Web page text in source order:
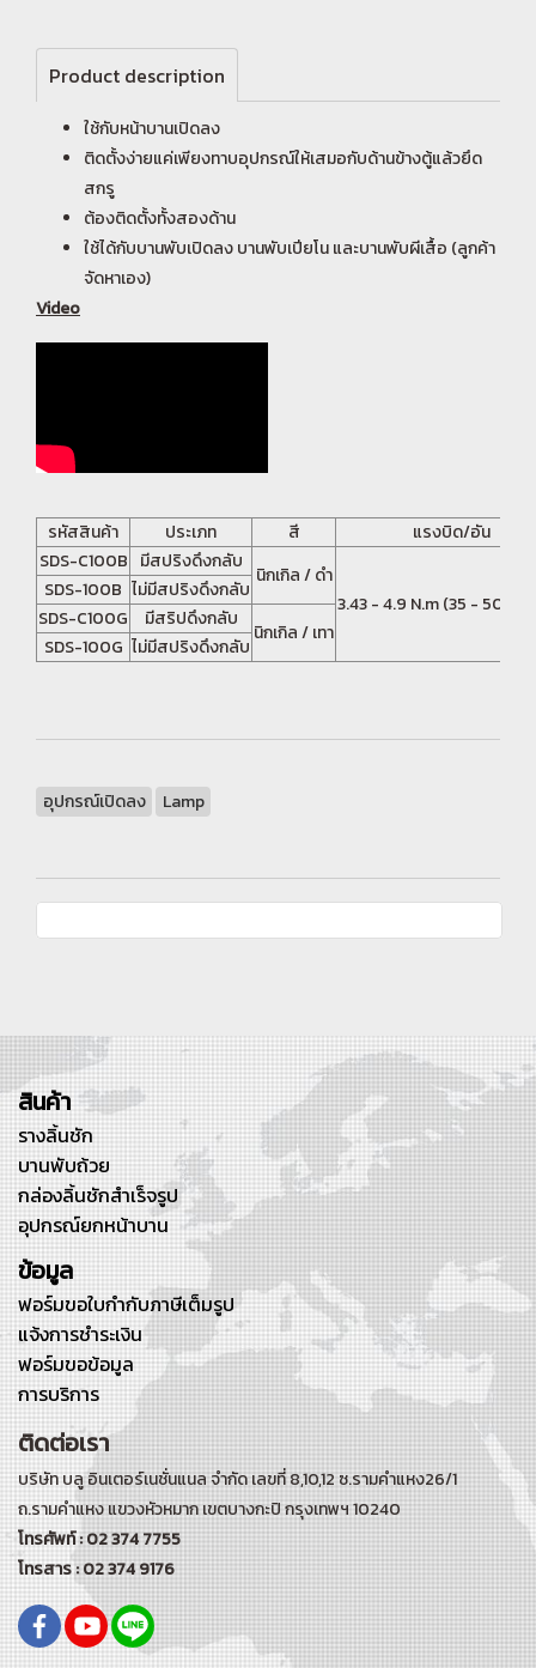
Product description
ใช้กับหน้าบานเปิดลง
ติดตั้งง่ายแค่เพียงทาบอุปกรณ์ให้เสมอกับด้านข้างตู้แล้วยึด
สกรู
ต้องติดตั้งทั้งสองด้าน
ใช้ได้กับบานพับเปิดลง บานพับเปียโน และบานพับผีเสื้อ (ลูกค้า
จัดหาเอง)
Video
รหัสสินค้า ประเภท สี
แรงบิด/อัน
SDS-C100B มีสปริงดึงกลับ
นิกเกิล / ดำ
3.43 - 4.9 N.m(35 - 50
SDS-100B ไม่มีสปริงดึงกลับ
SDS-C100G
มีสริปดึงกลับ
นิกเกิล / เทา
SDS-100G ไม่มีสปริงดึงกลับ
อุปกรณ์เปิดลง Lamp
สินค้า
รางลิ้นชัก
บานพับถ้วย
กล่องลิ้นชักสำเร็จรูป
อุปกรณ์ยกหน้าบาน
ข้อมูล
ฟอร์มขอใบกำกับภาษีเต็มรูป
แจ้งการชำระเงิน
ฟอร์มขอข้อมูล
การบริการ
ติดต่อเรา
บริษัท บลู อินเตอร์เนชั่นแนล จำกัด เลขที่ 8,10,12 ซ.รามคำแหง26/1
ถ.รามคำแหงแขวงหัวหมาก เขตบางกะปิ กรุงเทพฯ 10240
โทรศัพท์ : 02 374 7755
โทรสาร : 02 374 9176